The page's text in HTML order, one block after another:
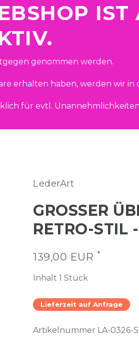
IST
genommen werden.
erhalten haben, werden wir in
für evtl.
LederArt
GROSSER
ETRO-STIL -
139,00 EUR *
Inhalt 1 Stück
Lieferzeit auf Anfrage
Artikelnummer LA-0326-